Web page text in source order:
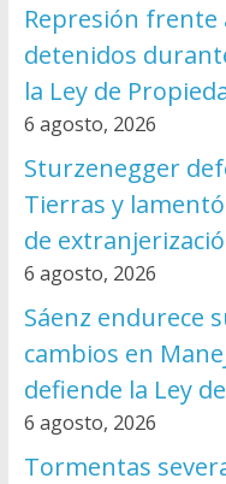
Represión frente
detenidos
la Ley de
6 agosto, 2026
Sturzenegger
Tierras y
de
6 agosto, 2026
Sáenz endurece
cambios en
defiende la Ley
6 agosto, 2026
Tormentas